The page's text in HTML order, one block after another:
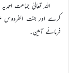
اللہ تعالیٰ جماعت
کرے اور جنت الفردوس
فرمائے آمین۔